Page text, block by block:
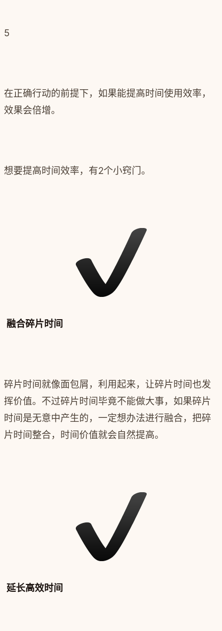
5
在正确行动的前提下，如果能提高时间使用效率，
效果会倍增。
想要提高时间效率，有2个小窍门。
融合碎片时间
碎片时间就像面包屑，利用起来，让碎片时间也发
挥价值。不过碎片时间毕竟不能做大事，如果碎片
时间是无意中产生的，一定想办法进行融合，把碎
片时间整合，时间价值就会自然提高。
延长高效时间